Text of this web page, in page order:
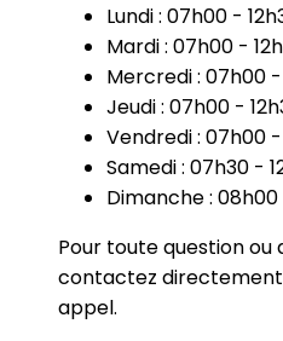
Lundi : 07h00 -
Mardi : 07h00 -
Mercredi : 07h00 -
Jeudi : 07h00 -
Vendredi : 07h00 -
Samedi : 07h30 -
Dimanche : 08h00
Pour toute question
contactez
appel.